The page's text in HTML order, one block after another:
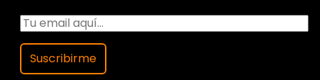
Suscribirme